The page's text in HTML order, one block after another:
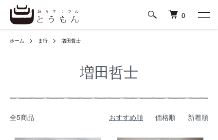
0
ホーム ま行 増田哲士
増田哲士
全5商品 おすすめ順 価格順 新着順